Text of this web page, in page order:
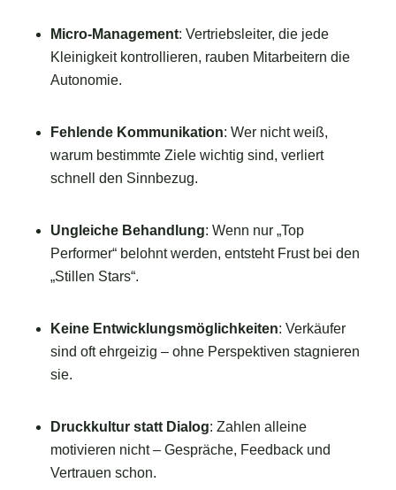
Micro-Management: Vertriebsleiter, die jede
Kleinigkeit kontrollieren, rauben Mitarbeitern die
Autonomie.
Fehlende Kommunikation: Wer nicht weiß,
warum bestimmte Ziele wichtig sind, verliert
schnell den Sinnbezug.
Ungleiche Behandlung: Wenn nur „Top
Performer“ belohnt werden, entsteht Frust bei den
„Stillen Stars“.
Keine Entwicklungsmöglichkeiten: Verkäufer
sind oft ehrgeizig – ohne Perspektiven stagnieren
sie.
Druckkultur statt Dialog: Zahlen alleine
motivieren nicht – Gespräche, Feedback und
Vertrauen schon.